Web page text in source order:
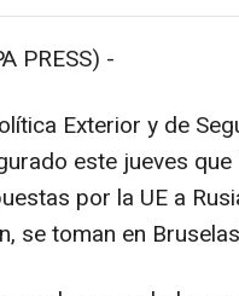
PRESS) -
Exterior y de
este jueves
por la UE a
se toman en